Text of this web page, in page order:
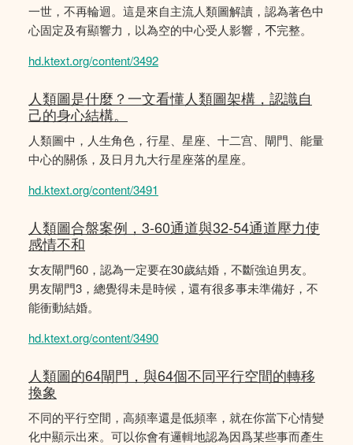
一世，不再輪迴。這是來自主流人類圖解讀，認為著色中
心固定及有顯響力，以為空的中心受人影響，𣎴完整。
hd.ktext.org/content/3492
人類圖是什麼？一文看懂人類圖架構，認識自
己的身心結構。
人類圖中，人生角色，行星、星座、十二宫、閘門、能量
中心的關係，及日月九大行星座落的星座。
hd.ktext.org/content/3491
人類圖合盤案例，3-60通道與32-54通道壓力使
感情不和
女友閘門60，認為一定要在30歲結婚，不斷強迫男友。
男友閘門3，總覺得未是時候，還有很多事未準備好，不
能衝動結婚。
hd.ktext.org/content/3490
人類圖的64閘門，與64個不同平行空間的轉移
換象
不同的平行空間，高頻率還是低頻率，就在你當下心情變
化中顯示出來。可以你會有邏輯地認為因爲某些事而產生